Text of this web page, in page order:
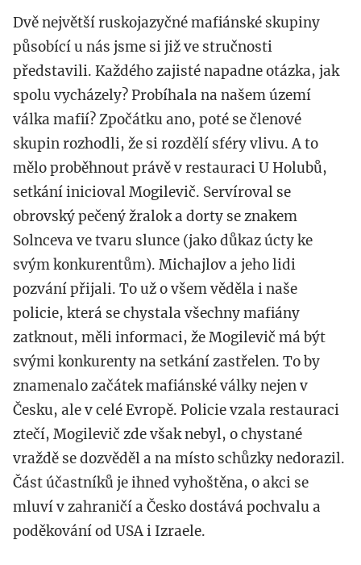
Dvě největší ruskojazyčné mafiánské skupiny
působící u nás jsme si již ve stručnosti
představili. Každého zajisté napadne otázka, jak
spolu vycházely? Probíhala na našem území
válka mafií? Zpočátku ano, poté se členové
skupin rozhodli, že si rozdělí sféry vlivu. A to
mělo proběhnout právě v restauraci U Holubů,
setkání inicioval Mogilevič. Servíroval se
obrovský pečený žralok a dorty se znakem
Solnceva ve tvaru slunce (jako důkaz úcty ke
svým konkurentům). Michajlov a jeho lidi
pozvání přijali. To už o všem věděla i naše
policie, která se chystala všechny mafiány
zatknout, měli informaci, že Mogilevič má být
svými konkurenty na setkání zastřelen. To by
znamenalo začátek mafiánské války nejen v
Česku, ale v celé Evropě. Policie vzala restauraci
ztečí, Mogilevič zde však nebyl, o chystané
vraždě se dozvěděl a na místo schůzky nedorazil.
Část účastníků je ihned vyhoštěna, o akci se
mluví v zahraničí a Česko dostává pochvalu a
poděkování od USA i Izraele.